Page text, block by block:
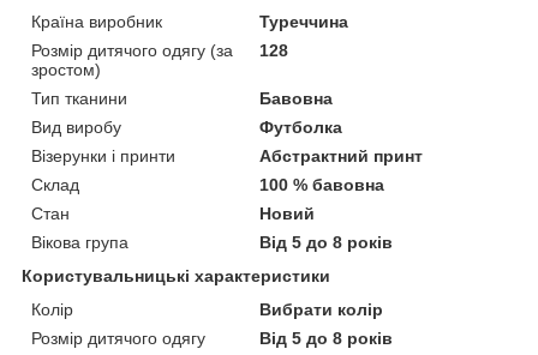
Країна виробник
Туреччина
Розмір дитячого одягу (за
зростом)
128
Тип тканини
Бавовна
Вид виробу
Футболка
Візерунки і принти
Абстрактний принт
Склад
100 % бавовна
Стан
Новий
Вікова група
Від 5 до 8 років
Користувальницькі характеристики
Колір
Вибрати колір
Розмір дитячого одягу
Від 5 до 8 років